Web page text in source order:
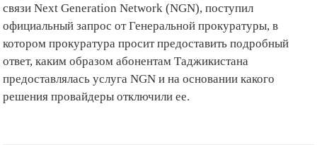
связи Next Generation Network (NGN), поступил
официальный запрос от Генеральной прокуратуры, в
котором прокуратура просит предоставить подробный
ответ, каким образом абонентам Таджикистана
предоставлялась услуга NGN и на основании какого
решения провайдеры отключили ее.